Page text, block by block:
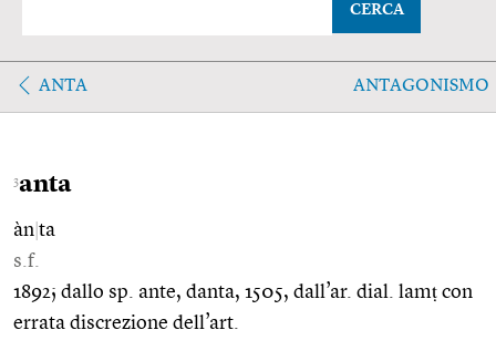
CERCA
ANTA ANTAGONISMO
3anta
àn ta
s.f.
1892; dallo sp. ante, danta, 1505, dall’ar. dial. lamṭ con
errata discrezione dell’art.